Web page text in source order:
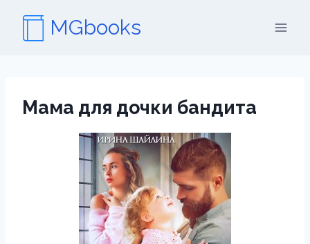
содержимому
MGbooks
Мама для дочки бандита